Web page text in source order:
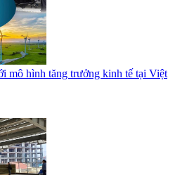
mô hình tăng trưởng kinh tế tại Việt